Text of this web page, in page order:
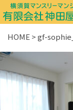
HOME >gf-